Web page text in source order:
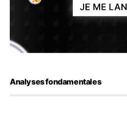
Analyses fondamentales